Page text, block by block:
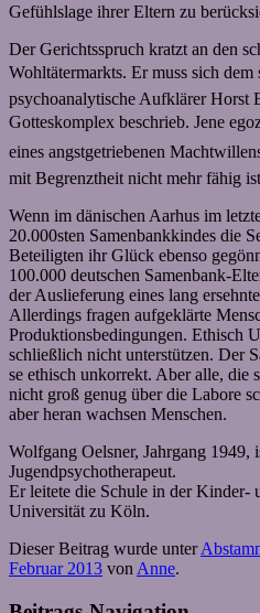
Gefühlslage ihrer Eltern zu
Der Gerichtsspruch kratzt an den
Wohltätermarkts. Er muss sich
psychoanalytische Aufklärer Horst
Gotteskomplex beschrieb. Jene
eines angstgetriebenen
mit Begrenztheit nicht mehr fähig
Wenn im dänischen Aarhus im
20.000sten Samenbankkindes die
Beteiligten ihr Glück ebenso
100.000 deutschen Samenbank-
der Auslieferung eines lang
Allerdings fragen aufgeklärte
Produktionsbedingungen. Ethisch
schließlich nicht unterstützen. Der
se ethisch unkorrekt. Aber alle, die
nicht groß genug über die Labore
aber heran wachsen Menschen.
Wolfgang Oelsner, Jahrgang 1949,
Jugendpsychotherapeut.
Er leitete die Schule in der Kinder-
Universität zu Köln.
Dieser Beitrag wurde unter
Februar 2013 von Anne.